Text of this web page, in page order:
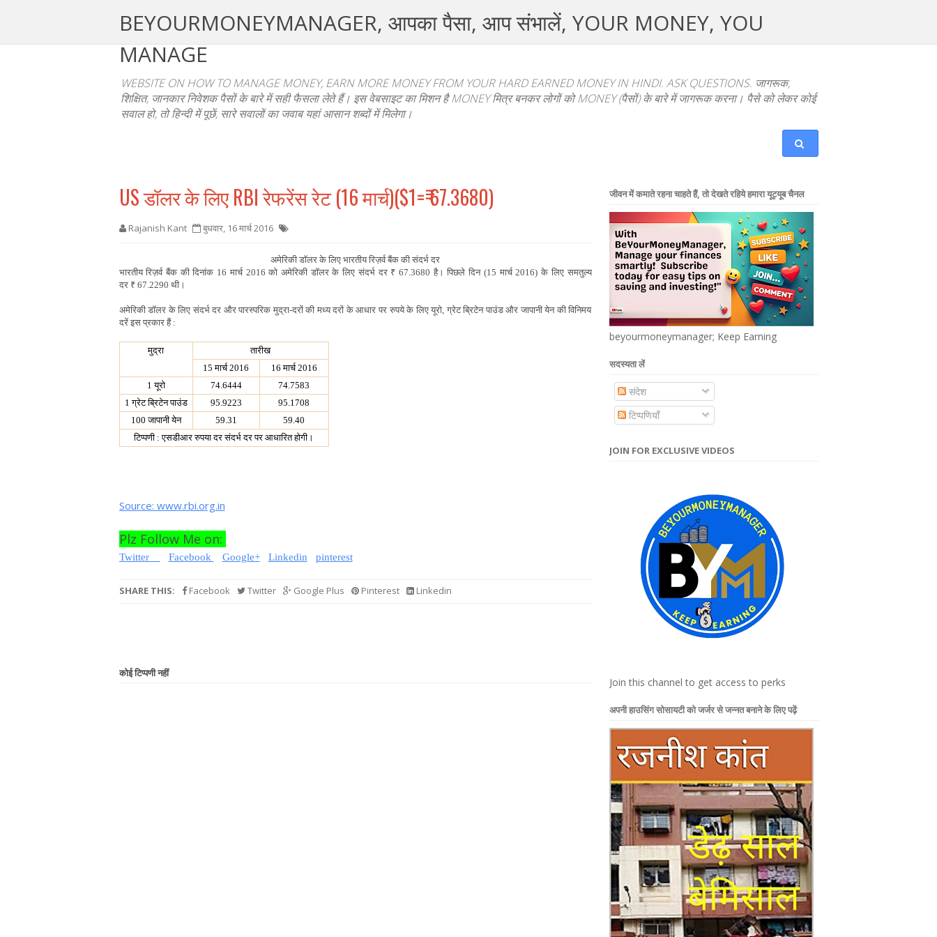
BEYOURMONEYMANAGER, आपका पैसा, आप संभालें, YOUR MONEY, YOU
MANAGE
WEBSITE ON HOW TO MANAGE MONEY, EARN MORE MONEY FROM YOUR HARD EARNED MONEY IN HINDI. ASK QUESTIONS. जागरूक,
शिक्षित, जानकार निवेशक पैसों के बारे में सही फैसला लेते हैं। इस वेबसाइट का मिशन है MONEY मित्र बनकर लोगों को MONEY (पैसों) के बारे में जागरूक करना। पैसे को लेकर कोई
सवाल हो, तो हिन्दी में पूछें, सारे सवालों का जवाब यहां आसान शब्दों में मिलेगा।
US डॉलर के लिए RBI रेफरेंस रेट (16 मार्च)($1=₹ 67.3680)
Rajanish Kant बुधवार, 16 मार्च 2016
अमेरिकी डॉलर के लिए भारतीय रिज़र्व बैंक की संदर्भ दर
भारतीय रिज़र्व बैंक की दिनांक 16 मार्च 2016 को अमेरिकी डॉलर के लिए संदर्भ दर ₹ 67.3680 है।पिछले दिन (15 मार्च 2016) के लिए समतुल्‍य
दर ₹ 67.2290 थी।
अमेरिकी डॉलर के लिए संदर्भ दर और पारस्‍परिक मुद्रा-दरों की मध्‍य दरों के आधार पर रुपये के लिए यूरो, ग्रेट ब्रिटेन पाउंड और जापानी येन की विनिमय
दरें इस प्रकार हैं :
मुद्रा
तारीख
15 मार्च 2016
16 मार्च 2016
1 यूरो
74.6444
74.7583
1 ग्रेट ब्रिटेन पाउंड
95.9223
95.1708
100 जापानी येन
59.31
59.40
टिप्‍पणी : एसडीआर रुपया दर संदर्भ दर पर आधारित होगी।
Source: www.rbi.org.in
Plz Follow Me on:
Twitter Facebook Google+ Linkedin pinterest
SHARE THIS: Facebook Twitter Google Plus Pinterest Linkedin
कोई टिप्पणी नहीं
जीवन में कमाते रहना चाहते हैं, तो देखते रहिये हमारा यूट्यूब चैनल
beyourmoneymanager; Keep Earning
सदस्यता लें
संदेश
टिप्पणियाँ
JOIN FOR EXCLUSIVE VIDEOS
Join this channel to get access to perks
अपनी हाउसिंग सोसायटी को जर्जर से जन्नत बनाने के लिए पढ़ें